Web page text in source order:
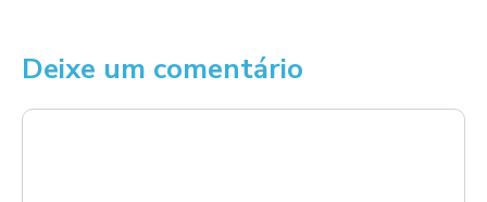
Deixe um comentário
Comentário